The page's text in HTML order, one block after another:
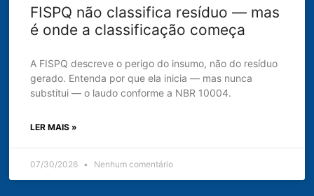
FISPQ não classifica resíduo — mas
é onde a classificação começa
A FISPQ descreve o perigo do insumo, não do resíduo
gerado. Entenda por que ela inicia — mas nunca
substitui — o laudo conforme a NBR 10004.
LER MAIS »
07/30/2026 Nenhum comentário